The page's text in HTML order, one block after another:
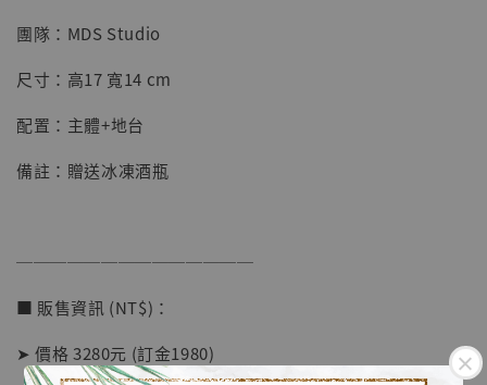
【店內現貨】七龍珠 系列蒐藏雕像 悟空 鳥山
明紀念款 [奇蹟工作室]
NT$ 5,580
團隊：MDS Studio
尺寸：高17 寬14 cm
配置：主體+地台
備註：贈送冰凍酒瓶
──────────────
■ 販售資訊 (NT$)：
➤ 價格 3280元 (訂金1980)